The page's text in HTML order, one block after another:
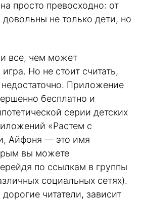
просто превосходно: от
довольны не только дети, но
все, чем может
игра. Но не стоит считать,
недостаточно. Приложение
бесплатно и
серии детских
«Растем с
Айфоня — это имя
вы можете
по ссылкам в группы
социальных сетях).
читатели, зависит